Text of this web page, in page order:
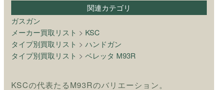
関連カテゴリ
ガスガン
メーカー買取リスト > KSC
タイプ別買取リスト > ハンドガン
タイプ別買取リスト > ベレッタ M93R
KSCの代表たるM93Rのバリエーション。